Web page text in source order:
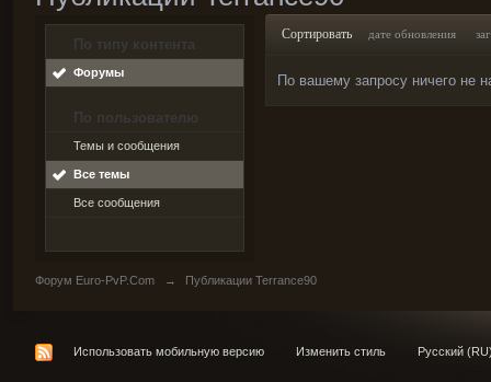
По типу контента
Форумы
По пользователю
Темы и сообщения
Все темы
Все сообщения
Сортировать дате обновления
По вашему запросу ничего не
Форум Euro-PvP.Com → Публикации Terrance90
Использовать мобильную версию Изменить стиль Русский